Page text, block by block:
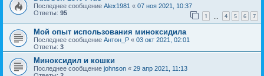
Последнее сообщение Alex1981 « 07 ноя 2021, 10:37
Ответы: 95 1 4 5 6 7
Мой опыт использования миноксидила
Последнее сообщение Антон_Р « 03 окт 2021, 02:01
Ответы: 3
Миноксидил и кошки
Последнее сообщение johnson « 29 апр 2021, 11:13